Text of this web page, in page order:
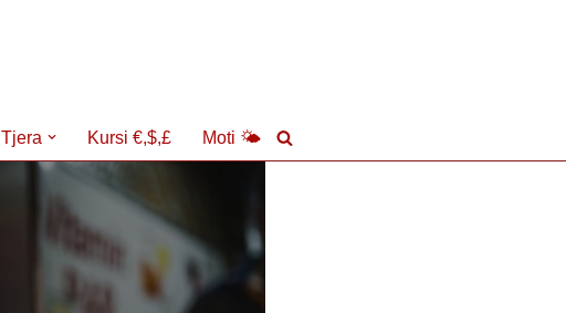
Tjera Kursi €,$,£ Moti 🌤